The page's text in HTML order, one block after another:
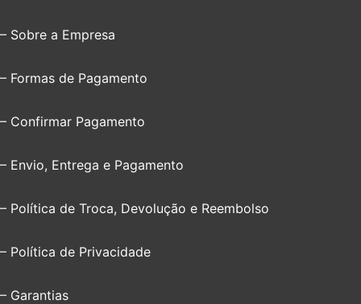
– Sobre a Empresa
– Formas de Pagamento
– Confirmar Pagamento
– Envio, Entrega e Pagamento
– Política de Troca, Devolução e Reembolso
– Política de Privacidade
– Garantias